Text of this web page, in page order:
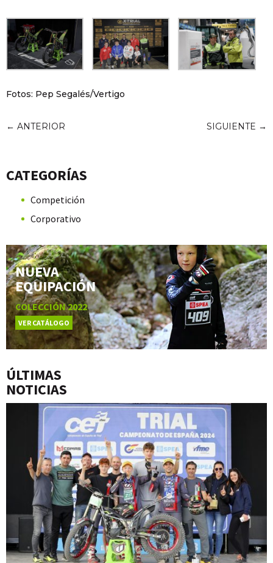
Fotos: Pep Segalés/Vertigo
← ANTERIOR SIGUIENTE →
CATEGORÍAS
Competición
Corporativo
NUEVA
EQUIPACIÓN
COLECCIÓN 2022
VER CATÁLOGO
ÚLTIMAS
NOTICIAS